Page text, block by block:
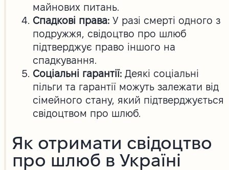
майнових питань.
Спадкові права:У разі смерті одного з
подружжя, свідоцтво про шлюб
підтверджує право іншого на
спадкування.
Соціальні гарантії: Деякі соціальні
пільги та гарантії можуть залежати від
сімейного стану, який підтверджується
свідоцтвом про шлюб.
Як отримати свідоцтво
про шлюб в Україні